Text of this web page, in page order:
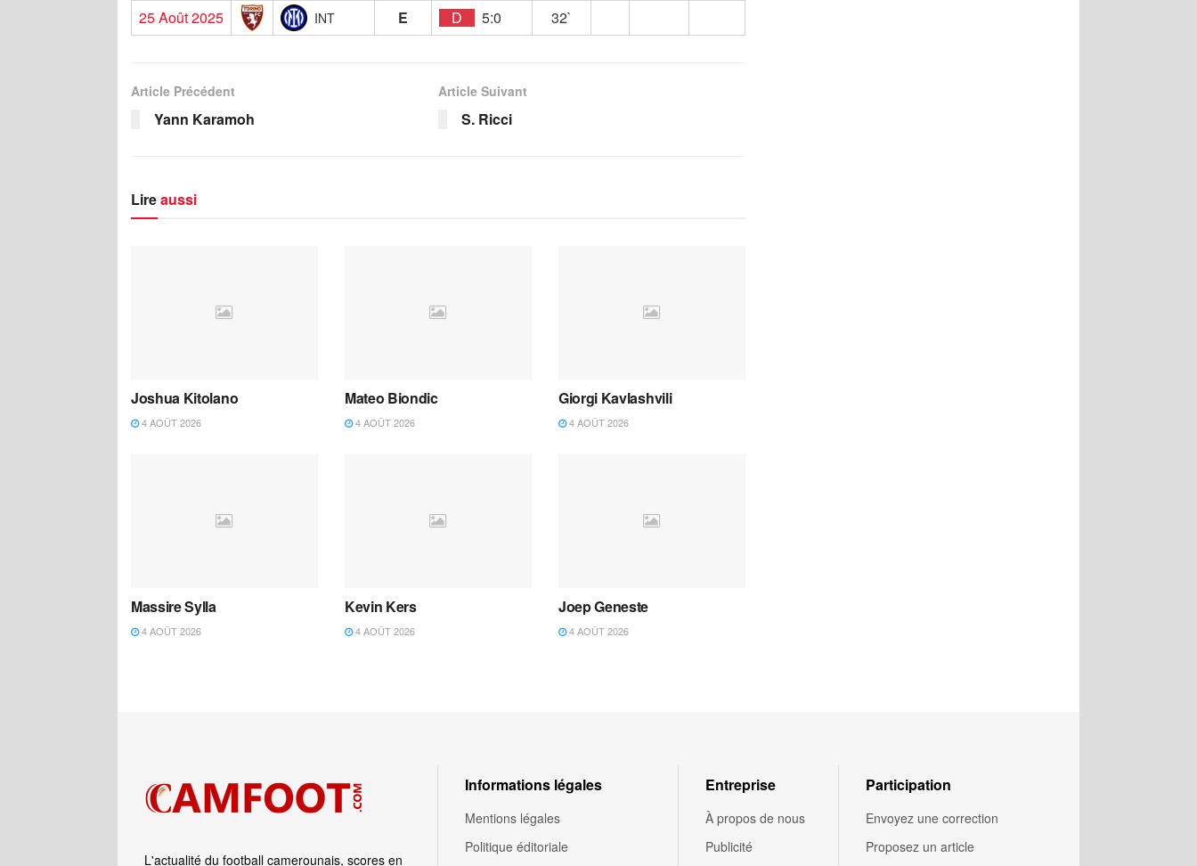
25 Août 2025
INT E D 5:0 32`
Article Précédent
Yann Karamoh
Article Suivant
S. Ricci
Lireaussi
Joshua Kitolano
4 AOÛT 2026
Mateo Biondic
4 AOÛT 2026
Giorgi Kavlashvili
4 AOÛT 2026
Massire Sylla
4 AOÛT 2026
Kevin Kers
4 AOÛT 2026
Joep Geneste
4 AOÛT 2026
L'actualité du football camerounais, scores en
Informations légales
Mentions légales
Politique éditoriale
Entreprise
À propos de nous
Publicité
Participation
Envoyez une correction
Proposez un article